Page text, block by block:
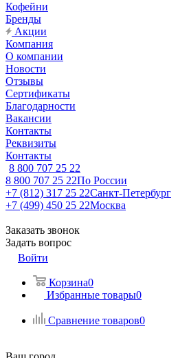
Кофейни
Бренды
Акции
Компания
О компании
Новости
Отзывы
Сертификаты
Благодарности
Вакансии
Контакты
Реквизиты
Контакты
8 800 707 25 22
8 800 707 25 22По России
+7 (812) 317 25 22Санкт-Петербург
+7 (499) 450 25 22Москва
Заказать звонок
Задать вопрос
Войти
Корзина0
Избранные товары0
Сравнение товаров0